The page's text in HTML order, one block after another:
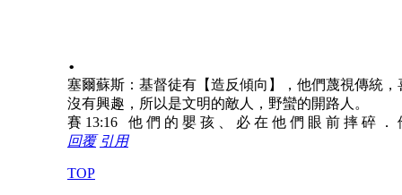
.
塞爾蘇斯：基督徒有【造反傾向】，他們蔑視傳統
沒有興趣，所以是文明的敵人，野蠻的開路人。
賽 13:16 他 們 的 嬰 孩 、 必 在 他 們 眼 前 摔 碎 ．
回覆 引用
TOP